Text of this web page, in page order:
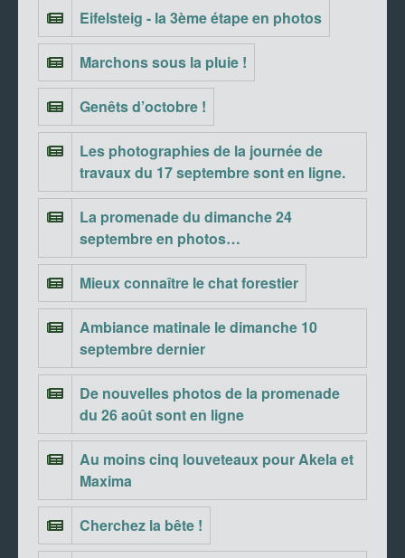
Eifelsteig - la 3ème étape en photos
Marchons sous la pluie !
Genêts d’octobre !
Les photographies de la journée de
travaux du 17 septembre sont en ligne.
La promenade du dimanche 24
septembre en photos…
Mieux connaître le chat forestier
Ambiance matinale le dimanche 10
septembre dernier
De nouvelles photos de la promenade
du 26 août sont en ligne
Au moins cinq louveteaux pour Akela et
Maxima
Cherchez la bête !